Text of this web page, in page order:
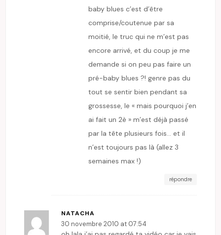
baby blues c’est d’être
comprise/coutenue par sa
moitié, le truc qui ne m’est pas
encore arrivé, et du coup je me
demande si on peu pas faire un
pré-baby blues ?! genre pas du
tout se sentir bien pendant sa
grossesse, le « mais pourquoi j’en
ai fait un 2è » m’est déjà passé
par la tête plusieurs fois… et il
n’est toujours pas là (allez 3
semaines max !)
répondre
NATACHA
30 novembre 2010 at 07:54